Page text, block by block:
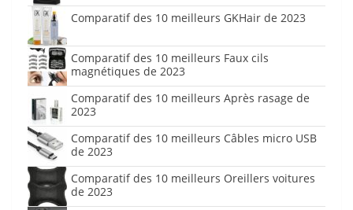
Comparatif des 10 meilleurs GKHair de 2023
Comparatif des 10 meilleurs Faux cils
magnétiques de 2023
Comparatif des 10 meilleurs Après rasage de
2023
Comparatif des 10 meilleurs Câbles micro USB
de 2023
Comparatif des 10 meilleurs Oreillers voitures
de 2023